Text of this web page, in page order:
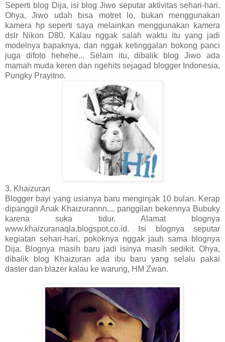
Seperti blog Dija, isi blog Jiwo seputar aktivitas sehari-hari.
Ohya, Jiwo udah bisa motret lo, bukan menggunakan
kamera hp seperti saya melainkan menggunakan kamera
dslr Nikon D80. Kalau nggak salah waktu itu yang jadi
modelnya bapaknya, dan nggak ketinggalan bokong panci
juga difoto hehehe... Selain itu, dibalik blog Jiwo ada
mamah muda keren dan ngehits sejagad blogger Indonesia,
Pungky Prayitno.
3. Khaizuran
Blogger bayi yang usianya baru menginjak 10 bulan. Kerap
dipanggil Anak Khaizurannn.... panggilan bekennya Bubuky
karena suka tidur. Alamat blognya
www.khaizuranaqla.blogspot.co.id. Isi blognya seputar
kegiatan sehari-hari, pokoknya nggak jauh sama blognya
Dija. Blognya masih baru jadi isinya masih sedikit. Ohya,
dibalik blog Khaizuran ada ibu baru yang selalu pakai
daster dan blazer kalau ke warung, HM Zwan.